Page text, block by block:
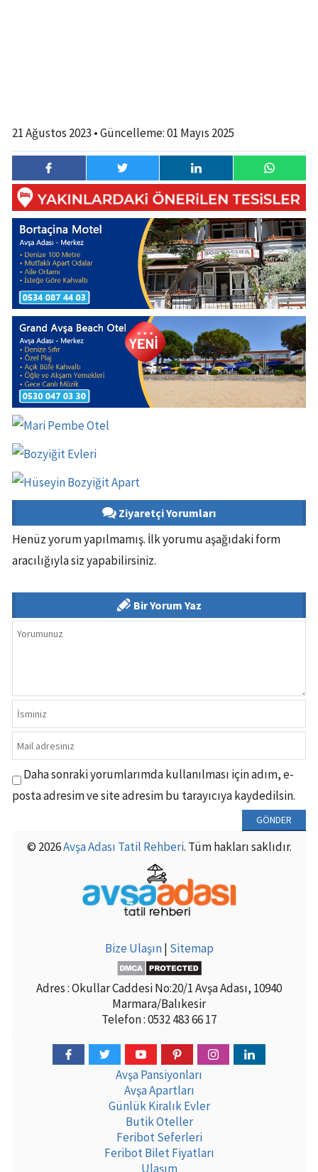
21 Ağustos 2023 • Güncelleme:01 Mayıs 2025
Ziyaretçi Yorumları
Henüz yorum yapılmamış. İlk yorumu aşağıdaki form
aracılığıyla siz yapabilirsiniz.
Bir Yorum Yaz
Daha sonraki yorumlarımda kullanılması için adım, e-
posta adresim ve site adresim bu tarayıcıya kaydedilsin.
© 2026Avşa Adası Tatil Rehberi. Tüm hakları saklıdır.
Bize Ulaşın| Sitemap
Adres : Okullar Caddesi No:20/1 Avşa Adası, 10940
Marmara/Balıkesir
Telefon : 0532 483 66 17
Avşa Pansiyonları
Avşa Apartları
Günlük Kiralık Evler
Butik Oteller
Feribot Seferleri
Feribot Bilet Fiyatları
Ulaşım